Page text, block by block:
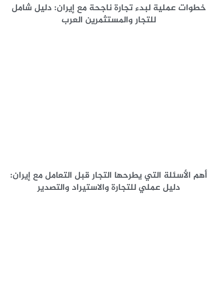
خطوات عملية لبدء تجارة ناجحة مع إيران: دليل شامل
للتجار والمستثمرين العرب
أهم الأسئلة التي يطرحها التجار قبل التعامل مع إيران:
دليل عملي للتجارة والاستيراد والتصدير